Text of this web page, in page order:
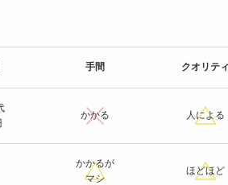
手間 クオリティ
かかる 人による
かかるが
マシ
ほどほど